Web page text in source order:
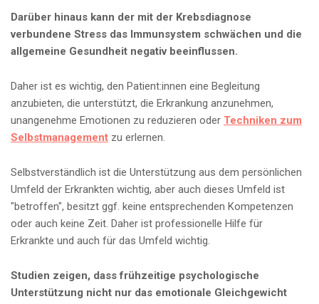
Darüber hinaus kann der mit der Krebsdiagnose
verbundene Stress das Immunsystem schwächen und die
allgemeine Gesundheit negativ beeinflussen.
Daher ist es wichtig, den Patient:innen eine Begleitung
anzubieten, die unterstützt, die Erkrankung anzunehmen,
unangenehme Emotionen zu reduzieren oder Techniken zum
Selbstmanagement zu erlernen.
Selbstverständlich ist die Unterstützung aus dem persönlichen
Umfeld der Erkrankten wichtig, aber auch dieses Umfeld ist
"betroffen", besitzt ggf. keine entsprechenden Kompetenzen
oder auch keine Zeit. Daher ist professionelle Hilfe für
Erkrankte und auch für das Umfeld wichtig.
Studien zeigen, dass frühzeitige psychologische
Unterstützung nicht nur das emotionale Gleichgewicht